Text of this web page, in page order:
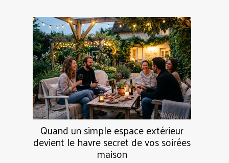
Quand un simple espace extérieur
devient le havre secret de vos soirées
maison